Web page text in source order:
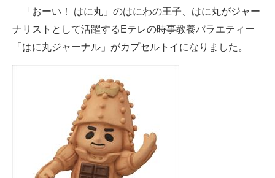
注目記事を集めた総合ページ
ITの今と未来を見通す
進化するPCとデバイスの未来
好きが集まる 比べて選べる
ビジネスと働き方のヒント
AI活用のいまが分かる
「おーい！ はに丸」のはにわの王子、はに丸がジャー
ナリストとして活躍するEテレの時事教養バラエティー
「はに丸ジャーナル」がカプセルトイになりました。